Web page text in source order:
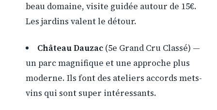
beau domaine, visite guidée autour de 15€.
Les jardins valent le détour.
Château Dauzac (5e Grand Cru Classé) —
un parc magnifique et une approche plus
moderne. Ils font des ateliers accords mets-
vins qui sont super intéressants.